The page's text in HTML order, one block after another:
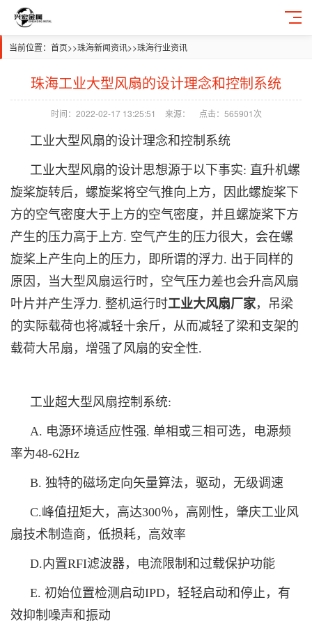
当前位置： 首页>>珠海新闻资讯>>珠海行业资讯
珠海工业大型风扇的设计理念和控制系统
时间：2022-02-17 13:25:51 来源： 点击：565901次
工业大型风扇的设计理念和控制系统
工业大型风扇的设计思想源于以下事实: 直升机螺
旋桨旋转后，螺旋桨将空气推向上方，因此螺旋桨下
方的空气密度大于上方的空气密度，并且螺旋桨下方
产生的压力高于上方. 空气产生的压力很大，会在螺
旋桨上产生向上的压力，即所谓的浮力. 出于同样的
原因，当大型风扇运行时，空气压力差也会升高风扇
叶片并产生浮力. 整机运行时工业大风扇厂家，吊梁
的实际载荷也将减轻十余斤，从而减轻了梁和支架的
载荷大吊扇，增强了风扇的安全性.
工业超大型风扇控制系统:
A. 电源环境适应性强. 单相或三相可选，电源频
率为48-62Hz
B. 独特的磁场定向矢量算法，驱动，无级调速
C.峰值扭矩大，高达300％，高刚性，肇庆工业风
扇技术制造商，低损耗，高效率
D.内置RFI滤波器，电流限制和过载保护功能
E. 初始位置检测启动IPD，轻轻启动和停止，有
效抑制噪声和振动